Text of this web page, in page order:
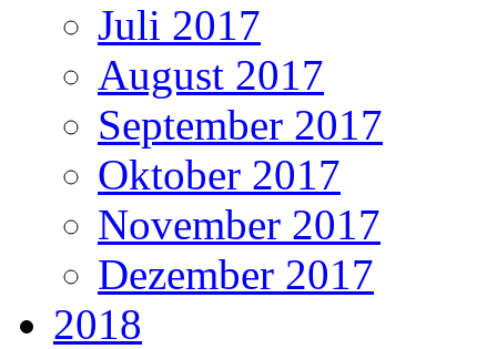
Juli 2017
August 2017
September 2017
Oktober 2017
November 2017
Dezember 2017
2018